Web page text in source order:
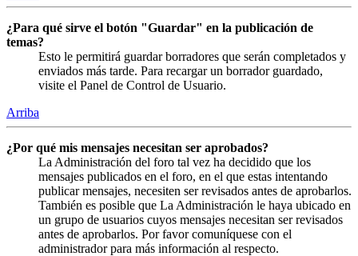
¿Para qué sirve el botón "Guardar" en la publicación de
temas?
Esto le permitirá guardar borradores que serán completados y
enviados más tarde. Para recargar un borrador guardado,
visite el Panel de Control de Usuario.
Arriba
¿Por qué mis mensajes necesitan ser aprobados?
La Administración del foro tal vez ha decidido que los
mensajes publicados en el foro, en el que estas intentando
publicar mensajes, necesiten ser revisados antes de aprobarlos.
También es posible que La Administración le haya ubicado en
un grupo de usuarios cuyos mensajes necesitan ser revisados
antes de aprobarlos. Por favor comuníquese con el
administrador para más información al respecto.